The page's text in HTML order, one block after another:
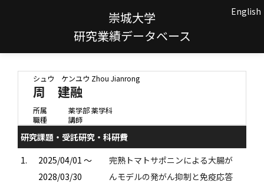
崇城大学
研究業績データベース
English
シュウ ケンユウ Zhou Jianrong
周 建融
所属
薬学部 薬学科
職種
講師
研究課題・受託研究・科研費
1.
2025/04/01 ～
2028/03/30
完熟トマトサポニンによる大腸が
んモデルの発がん抑制と免疫応答